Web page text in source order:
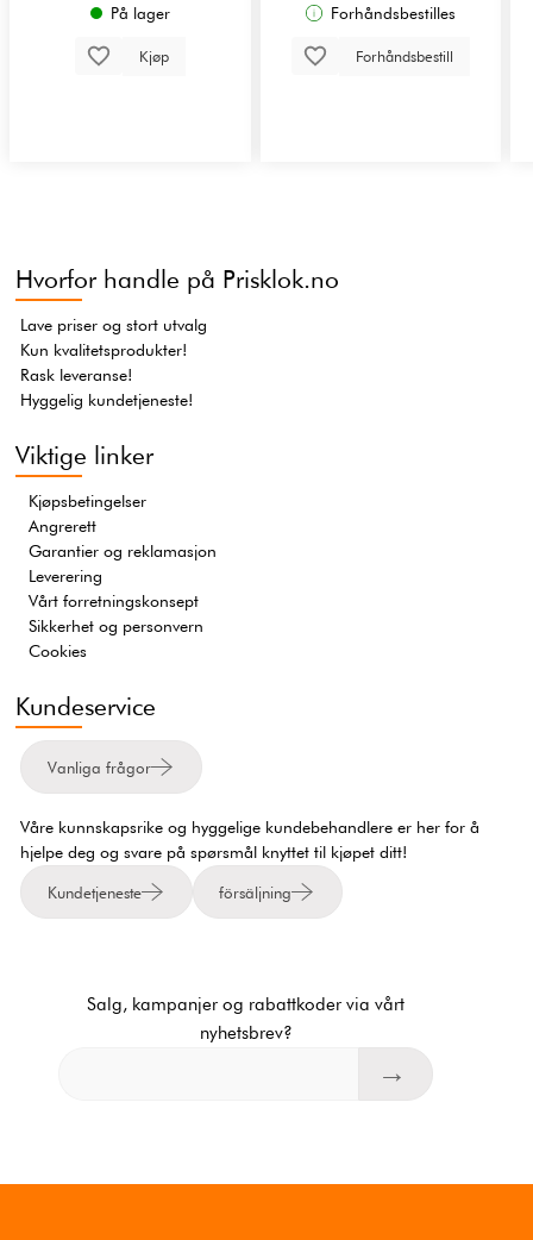
På lager
Kjøp
Forhåndsbestilles
Forhåndsbestill
Hvorfor handle på Prisklok.no
Lave priser og stort utvalg
Kun kvalitetsprodukter!
Rask leveranse!
Hyggelig kundetjeneste!
Viktige linker
Kjøpsbetingelser
Angrerett
Garantier og reklamasjon
Leverering
Vårt forretningskonsept
Sikkerhet og personvern
Cookies
Kundeservice
Vanliga frågor
Våre kunnskapsrike og hyggelige kundebehandlere er her for å
hjelpe deg og svare på spørsmål knyttet til kjøpet ditt!
Kundetjeneste försäljning
Salg, kampanjer og rabattkoder via vårt
nyhetsbrev?